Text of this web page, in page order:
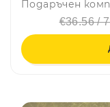
€36.56 /